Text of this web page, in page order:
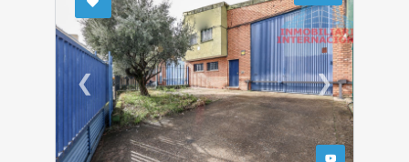
❮ ❯